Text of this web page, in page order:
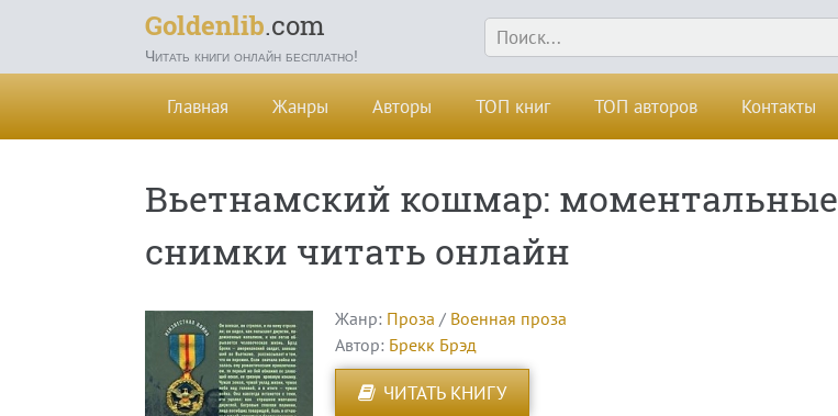
Goldenlib.com
Читать книги онлайн бесплатно!
Главная Жанры Авторы ТОП книг ТОП авторов Контакты
Вьетнамский кошмар: моментальные
снимки читать онлайн
Жанр: Проза / Военная проза
Автор: Брекк Брэд
ЧИТАТЬ КНИГУ